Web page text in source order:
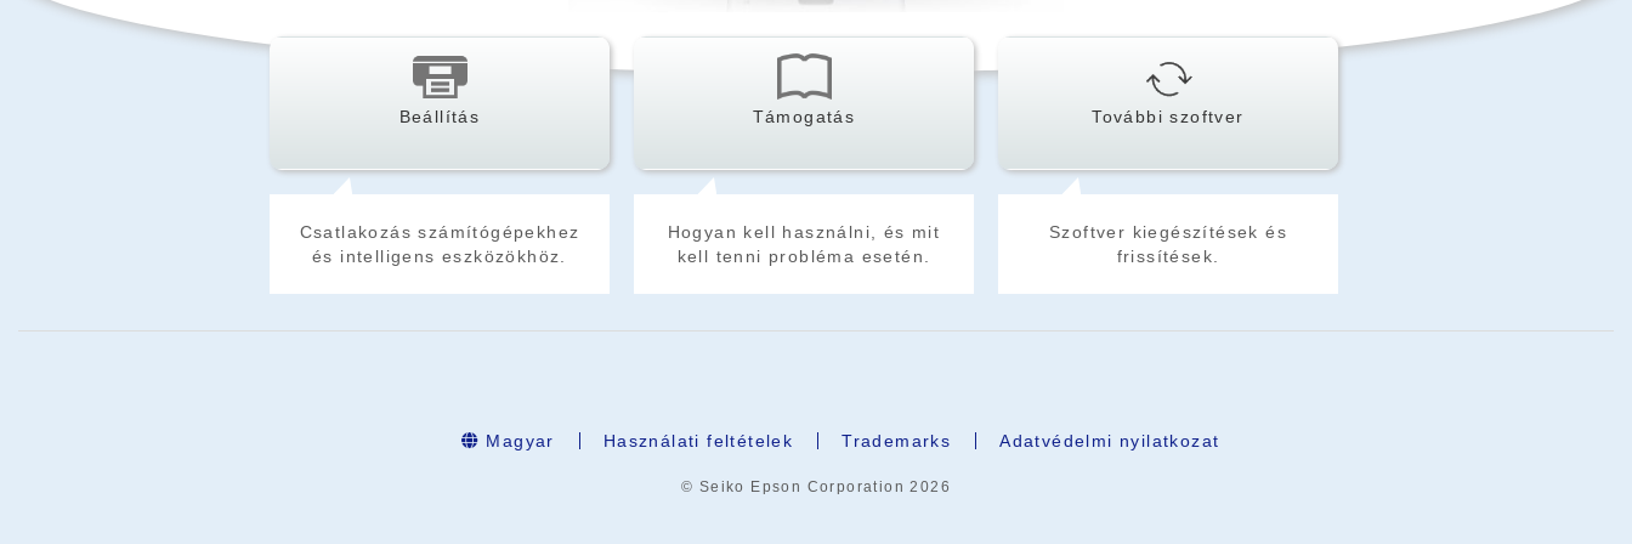
Beállítás
Csatlakozás számítógépekhez
és intelligens eszközökhöz.
Támogatás
Hogyan kell használni, és mit
kell tenni probléma esetén.
További szoftver
Szoftver kiegészítések és
frissítések.
Magyar Használati feltételek Trademarks Adatvédelmi nyilatkozat
© Seiko Epson Corporation2026